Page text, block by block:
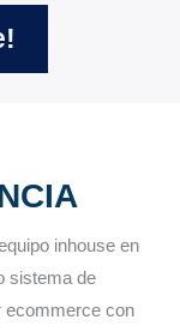
inhouse en
sistema de
ecommerce con